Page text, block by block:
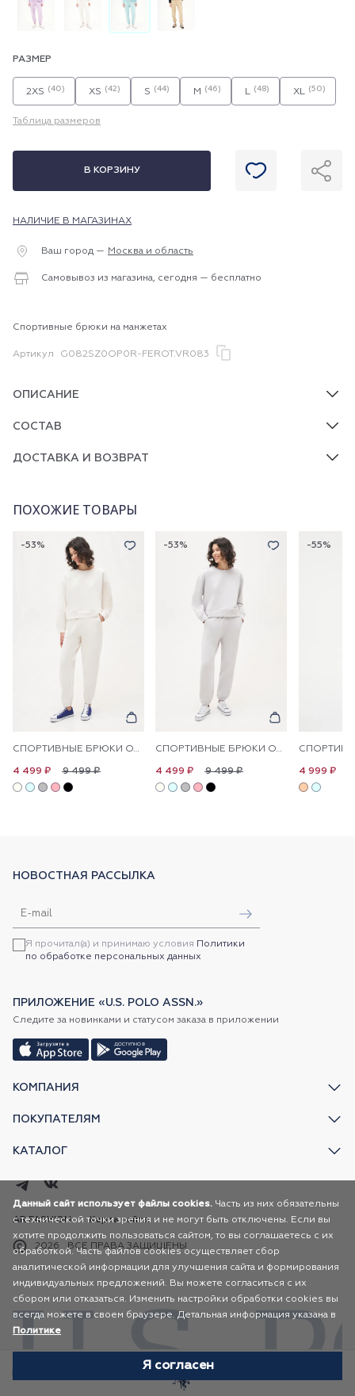
РАЗМЕР
2XS (40) XS (42) S (44) M (46) L (48) XL (50)
Таблица размеров
В КОРЗИНУ
НАЛИЧИЕ В МАГАЗИНАХ
Ваш город — Москва и область
Самовывоз из магазина, сегодня — бесплатно
Спортивные брюки на манжетах
Артикул G082SZ0OP0R-FEROT.VR083
ОПИСАНИЕ
СОСТАВ
ДОСТАВКА И ВОЗВРАТ
ПОХОЖИЕ ТОВАРЫ
-53%
СПОРТИВНЫЕ БРЮКИ ОДНОТОННЫЕ
9 499 ₽
4 499 ₽
-53%
СПОРТИВНЫЕ БРЮКИ ОДНОТОННЫЕ
9 499 ₽
4 499 ₽
-55%
4 999 ₽
КОМПАНИЯ
ПОКУПАТЕЛЯМ
КАТАЛОГ
НОВОСТНАЯ РАССЫЛКА
Я прочитал(а) и принимаю условия Политики
по обработке персональных данных
ПРИЛОЖЕНИЕ «U.S. POLO ASSN.»
Следите за новинками и статусом заказа в приложении
2026 ВСЕ ПРАВА ЗАЩИЩЕНЫ
AR FASHION Карта сайта
Данный сайт использует файлы cookies. Часть из них обязательны
с технической точки зрения и не могут быть отключены. Если вы
хотите продолжить пользоваться сайтом, то вы соглашаетесь с их
обработкой. Часть файлов cookies осуществляет сбор
аналитической информации для улучшения сайта и формирования
индивидуальных предложений. Вы можете согласиться с их
сбором или отказаться. Изменить настройки обработки cookies вы
всегда можете в своем браузере. Детальная информация указана в
Политике
Я согласен